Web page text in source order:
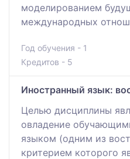
моделированием
международных
Год обучения - 1
Кредитов - 5
Иностранный язык:
Целью дисциплины
овладение
языком (одним из
критерием которого